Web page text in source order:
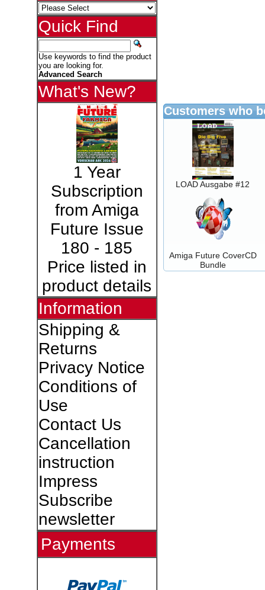
Quick Find
Use keywords to find the product
you are looking for.
Advanced Search
What's New?
1 Year
Subscription
from Amiga
Future Issue
180 - 185
Price listed in
product details
Information
Shipping &
Returns
Privacy Notice
Conditions of
Use
Contact Us
Cancellation
instruction
Impress
Subscribe
newsletter
Payments
Customers who
LOAD Ausgabe #12
Amiga Future CoverCD
Bundle